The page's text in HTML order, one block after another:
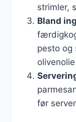
strimler,
Bland
pesto og
før